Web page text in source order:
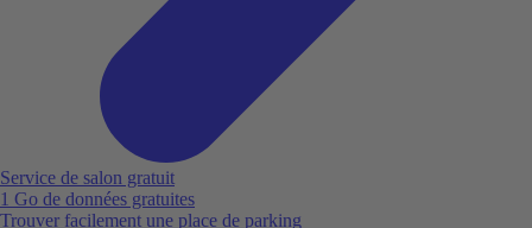
Service de salon gratuit
1 Go de données gratuites
Trouver facilement une place de parking